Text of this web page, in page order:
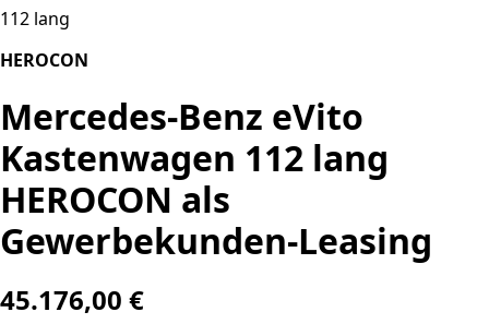
112 lang
HEROCON
Mercedes-Benz eVito
Kastenwagen 112 lang
HEROCON als
Gewerbekunden-Leasing
45.176,00 €